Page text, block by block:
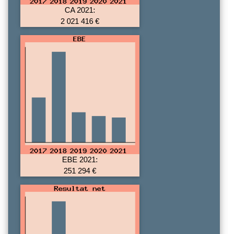
CA 2021:
2 021 416 €
EBE 2021:
251 294 €